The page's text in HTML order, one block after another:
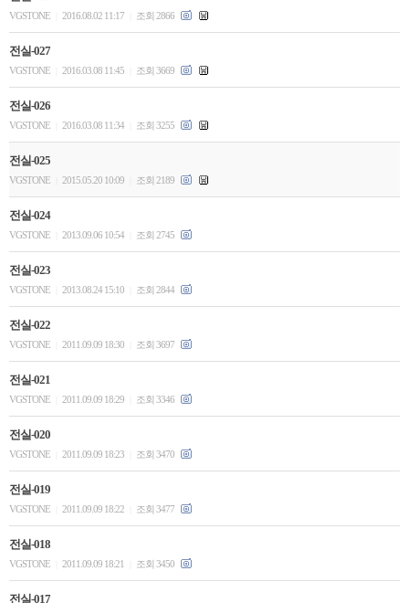
VGSTONE 2016.08.02 11:17 조회 2866
전실-027
VGSTONE 2016.03.08 11:45 조회 3669
전실-026
VGSTONE 2016.03.08 11:34 조회 3255
전실-025
VGSTONE 2015.05.20 10:09 조회 2189
전실-024
VGSTONE 2013.09.06 10:54 조회 2745
전실-023
VGSTONE 2013.08.24 15:10 조회 2844
전실-022
VGSTONE 2011.09.09 18:30 조회 3697
전실-021
VGSTONE 2011.09.09 18:29 조회 3346
전실-020
VGSTONE 2011.09.09 18:23 조회 3470
전실-019
VGSTONE 2011.09.09 18:22 조회 3477
전실-018
VGSTONE 2011.09.09 18:21 조회 3450
전실-017